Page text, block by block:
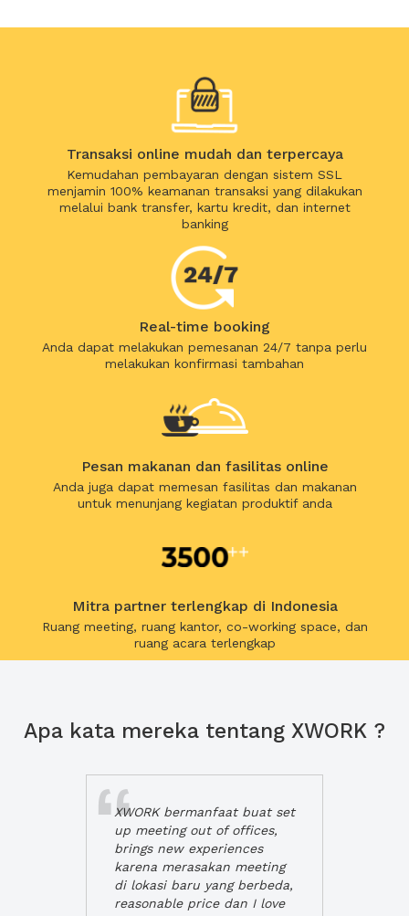
Transaksi online mudah dan terpercaya
Kemudahan pembayaran dengan sistem SSL
menjamin 100% keamanan transaksi yang dilakukan
melalui bank transfer, kartu kredit, dan internet
banking
Real-time booking
Anda dapat melakukan pemesanan 24/7 tanpa perlu
melakukan konfirmasi tambahan
Pesan makanan dan fasilitas online
Anda juga dapat memesan fasilitas dan makanan
untuk menunjang kegiatan produktif anda
Mitra partner terlengkap di Indonesia
Ruang meeting, ruang kantor, co-working space, dan
ruang acara terlengkap
Apa kata mereka tentang XWORK ?
XWORK bermanfaat buat set
up meeting out of offices,
brings new experiences
karena merasakan meeting
di lokasi baru yang berbeda,
reasonable price dan I love